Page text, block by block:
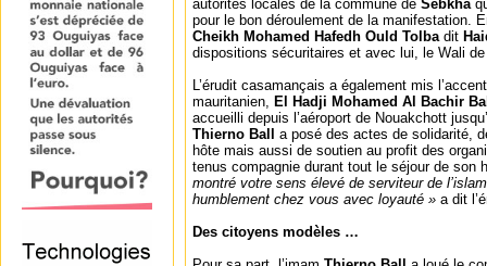
autorités locales de la commune de Sebkha
pour le bon déroulement de la manifestation.
Cheikh Mohamed Hafedh Ould Tolba dit
dispositions sécuritaires et avec lui, le Wali
L’érudit casamançais a également mis
mauritanien, El Hadji Mohamed Al Bachir
accueilli depuis l’aéroport de Nouakchott
Thierno Ball
a posé des actes de solidarité,
hôte mais aussi de soutien au profit des
tenus compagnie durant tout le séjour de son
montré votre sens élevé de serviteur de
humblement chez vous avec loyauté » a dit
Des citoyens modèles …